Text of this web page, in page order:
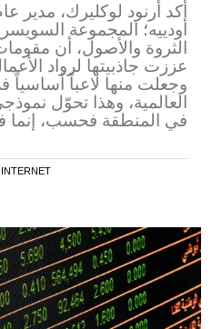
أكد أرنود لوكليرك، مدير
أودييه؛ المجموعة
الثروة والأصول، أن
عززت جاذبيتها لرواد
وجعلت منها لاعباً أساسياً
العالمية، وهذا تحوّل
في المنطقة فحسب، إنما
INTERNET